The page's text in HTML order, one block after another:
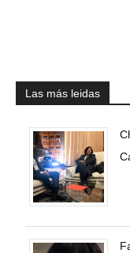
Las más leidas